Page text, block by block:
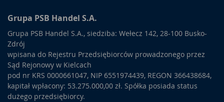
Grupa PSB Handel S.A.
Grupa PSB Handel S.A., siedziba: Wełecz 142, 28-100 Busko-
Zdrój
wpisana do Rejestru Przedsiębiorców prowadzonego przez
Sąd Rejonowy w Kielcach
pod nr KRS 0000661047, NIP 6551974439, REGON 366438684,
kapitał wpłacony: 53.275.000,00 zł. Spółka posiada status
dużego przedsiębiorcy.